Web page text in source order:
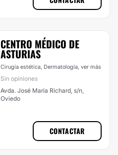
CENTRO MÉDICO DE
ASTURIAS
Cirugía estética, Dermatología, ver más
Sin opiniones
Avda. José María Richard, s/n,
Oviedo
CONTACTAR